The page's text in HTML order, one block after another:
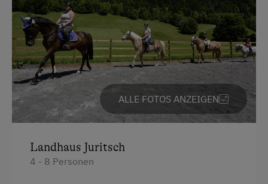
Parken
Kostenlose Parkplätze
Motorradunterstellraum
Radunterstellmöglichkeit
Am Betrieb
Almabtrieb
ALLE FOTOS ANZEIGEN
Landhaus Juritsch
4 - 8 Personen